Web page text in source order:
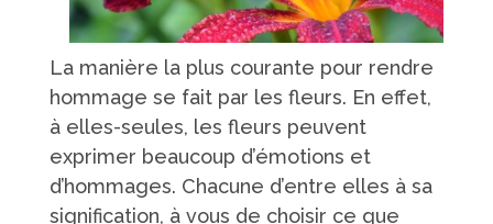
La manière la plus courante pour rendre
hommage se fait par les fleurs. En effet,
à elles-seules, les fleurs peuvent
exprimer beaucoup d’émotions et
d’hommages. Chacune d’entre elles à sa
signification, à vous de choisir ce que